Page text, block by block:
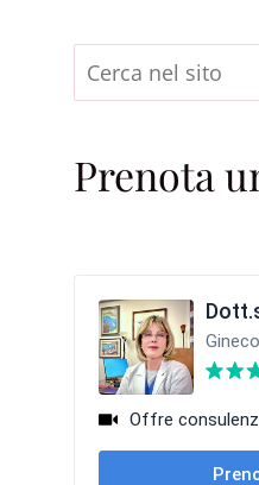
Cerca
Prenota